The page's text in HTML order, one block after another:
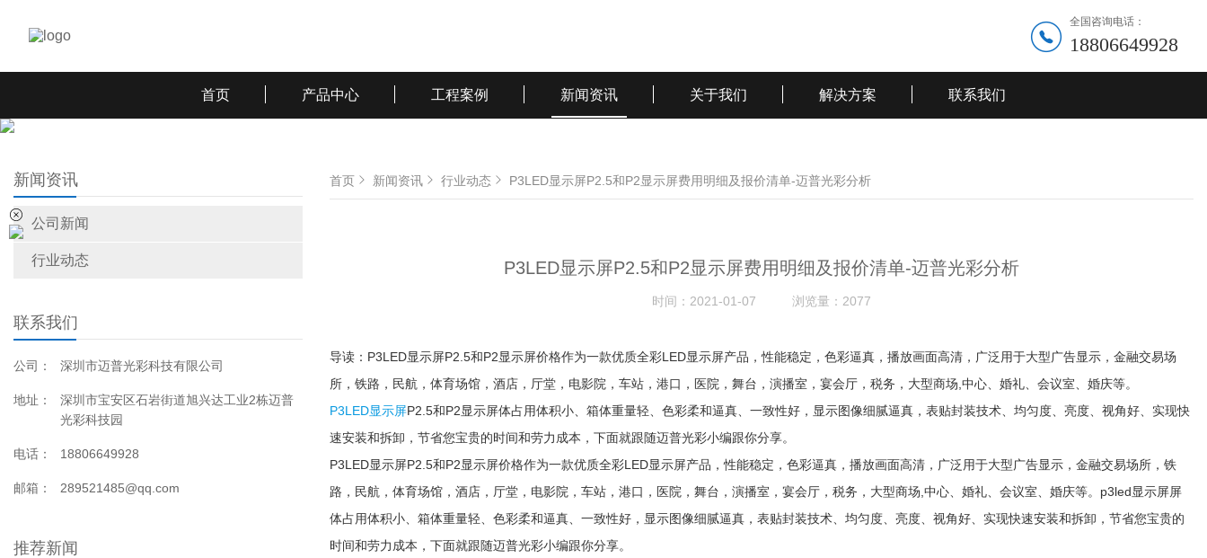
全国咨询电话：
18806649928
首页 产品中心 工程案例 新闻资讯 关于我们 解决方案 联系我们
新闻资讯
公司新闻
行业动态
联系我们
公司： 深圳市迈普光彩科技有限公司
地址：
深圳市宝安区石岩街道旭兴达工业2栋迈普
光彩科技园
电话： 18806649928
邮箱： 289521485@qq.com
推荐新闻
首页 新闻资讯 行业动态 P3LED显示屏P2.5和P2显示屏费用明细及报价清单-迈普光彩分析
P3LED显示屏P2.5和P2显示屏费用明细及报价清单-迈普光彩分析
时间： 2021-01-07 浏览量： 2077
导读：P3LED显示屏P2.5和P2显示屏价格作为一款优质全彩LED显示屏产品，性能稳定，色彩逼真，播放画面高清，广泛用于大型广告显示，金融交易场
所，铁路，民航，体育场馆，酒店，厅堂，电影院，车站，港口，医院，舞台，演播室，宴会厅，税务，大型商场,中心、婚礼、会议室、婚庆等。
P3LED显示屏P2.5和P2显示屏体占用体积小、箱体重量轻、色彩柔和逼真、一致性好，显示图像细腻逼真，表贴封装技术、均匀度、亮度、视角好、实现快
速安装和拆卸，节省您宝贵的时间和劳力成本，下面就跟随迈普光彩小编跟你分享。
P3LED显示屏P2.5和P2显示屏价格作为一款优质全彩LED显示屏产品，性能稳定，色彩逼真，播放画面高清，广泛用于大型广告显示，金融交易场所，铁
路，民航，体育场馆，酒店，厅堂，电影院，车站，港口，医院，舞台，演播室，宴会厅，税务，大型商场,中心、婚礼、会议室、婚庆等。p3led显示屏屏
体占用体积小、箱体重量轻、色彩柔和逼真、一致性好，显示图像细腻逼真，表贴封装技术、均匀度、亮度、视角好、实现快速安装和拆卸，节省您宝贵的
时间和劳力成本，下面就跟随迈普光彩小编跟你分享。